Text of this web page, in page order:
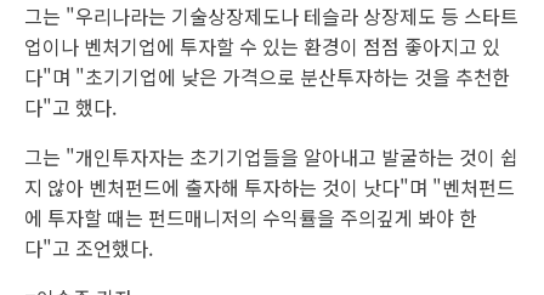
그는 "우리나라는 기술상장제도나 테슬라 상장제도 등 스타트
업이나 벤처기업에 투자할 수 있는 환경이 점점 좋아지고 있
다"며 "초기기업에 낮은 가격으로 분산투자하는 것을 추천한
다"고 했다.
그는 "개인투자자는 초기기업들을 알아내고 발굴하는 것이 쉽
지 않아 벤처펀드에 출자해 투자하는 것이 낫다"며 "벤처펀드
에 투자할 때는 펀드매니저의 수익률을 주의깊게 봐야 한
다"고 조언했다.